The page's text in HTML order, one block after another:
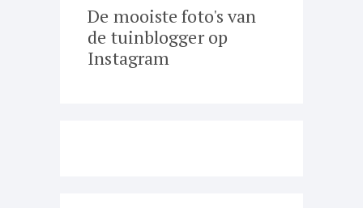
De mooiste foto's van
de tuinblogger op
Instagram